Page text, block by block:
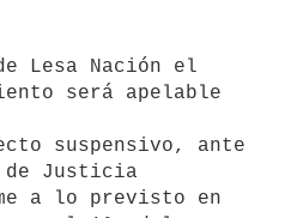
Lesa Nación el
será apelable
suspensivo, ante
de Justicia
a lo previsto en